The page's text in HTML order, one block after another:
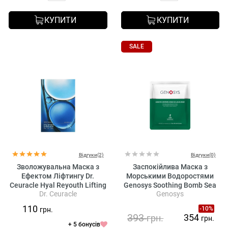
КУПИТИ КУПИТИ
Відгуки(2)
Зволожувальна Маска з
Ефектом Ліфтингу Dr.
Ceuracle Hyal Reyouth Lifting
Mask
Dr. Ceuracle
110 грн.
+ 5 бонусів
SALE
Відгуки(0)
Заспокійлива Маска з
Морськими Водоростями
Genosys Soothing Bomb Sea
Algae Mask
Genosys
-10%
393грн. 354 грн.